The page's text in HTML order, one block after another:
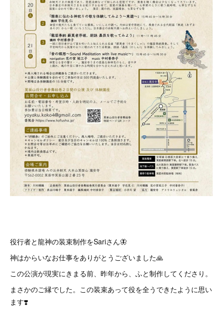
役行者と龍神の装束制作をSariさん🦋
神はからいなお仕事をありがとうございました🙏
この公演が現実にきまる前、昨年から、ふと制作してくださり。
まさかのご縁でした。この装束あって役を全うできたように思い
ます❣️